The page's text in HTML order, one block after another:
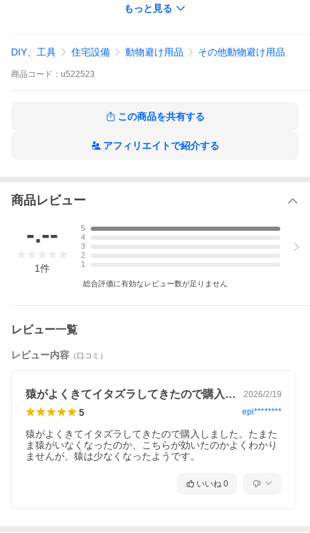
雨などで薄まることはありませんが定期的に補充することで効果
もっと見る
DIY、工具 住宅設備 動物避け用品 その他動物避け用品
商品 コード： u522523
この商品を共有する
アフィリエイトで紹介する
商品レビュー
-.--
1件
5
4
3
2
1
総合評価に有効なレビュー数が足りません
レビュー一覧
レビュー内容 （口コミ）
猿がよくきてイタズラしてきたので購入し… 2026/2/19
5 epi********
猿がよくきてイタズラしてきたので購入しました。たまた
ま猿がいなくなったのか、こちらが効いたのかよくわかり
ませんが、猿は少なくなったようです。
いいね 0